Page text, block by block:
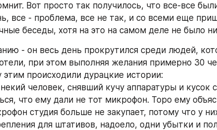
Вот просто так получилось, что все-все
все - проблема, все не так, и со всеми еще
беседы, хотя на это на самом деле не было
- он весь день прокрутился среди людей,
при этом выполняя желания примерно 30
происходили дурацкие истории:
человек, снявший кучу аппаратуры и кусок
что ему дали не тот микрофон. Торо ему
студия больше не закупает, потому что у
для штативов, надоело, одни убытки и